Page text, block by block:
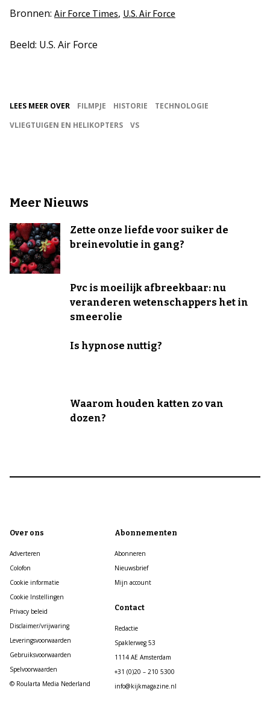
Bronnen: Air Force Times, U.S. Air Force
Beeld: U.S. Air Force
LEES MEER OVER FILMPJE HISTORIE
TECHNOLOGIE
VLIEGTUIGEN EN HELIKOPTERS
VS
Meer Nieuws
Zette onze liefde voor suiker de
breinevolutie in gang?
Pvc is moeilijk afbreekbaar: nu
veranderen wetenschappers het in
smeerolie
Is hypnose nuttig?
Waarom houden katten zo van
dozen?
Over ons
Adverteren
Colofon
Cookie informatie
Cookie Instellingen
Privacy beleid
Disclaimer/vrijwaring
Leveringsvoorwaarden
Gebruiksvoorwaarden
Spelvoorwaarden
© Roularta Media Nederland
Abonnementen
Abonneren
Nieuwsbrief
Mijn account
Contact
Redactie
Spaklerweg 53
1114 AE Amsterdam
+31 (0)20 – 210 5300
info@kijkmagazine.nl